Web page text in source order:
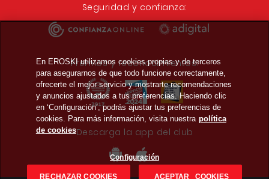
Seguridad y confianza:
Premios y reconocimientos:
Descarga la app del club
En EROSKI utilizamos cookies propias y de terceros
para asegurarnos de que todo funcione correctamente,
ofrecerte el mejor servicio y mostrarte recomendaciones
y anuncios ajustados a tus preferencias. Haciendo clic
en ‘Configuración’, podrás ajustar tus preferencias de
cookies. Para más información, visita nuestra política
de cookies
Configuración
RECHAZAR COOKIES ACEPTAR COOKIES